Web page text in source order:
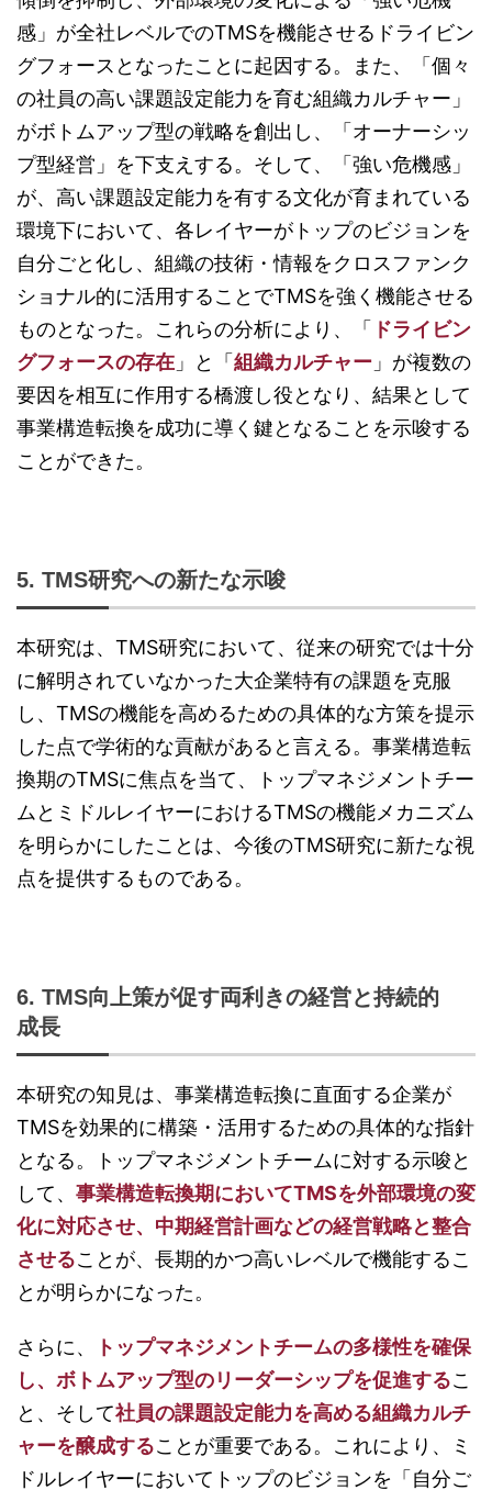
感」が全社レベルでのTMSを機能させるドライビン
グフォースとなったことに起因する。また、「個々
の社員の高い課題設定能力を育む組織カルチャー」
がボトムアップ型の戦略を創出し、「オーナーシッ
プ型経営」を下支えする。そして、「強い危機感」
が、高い課題設定能力を有する文化が育まれている
環境下において、各レイヤーがトップのビジョンを
自分ごと化し、組織の技術・情報をクロスファンク
ショナル的に活用することでTMSを強く機能させる
ものとなった。これらの分析により、「 ドライビン
グフォースの存在 」と「組織カルチャー 」が複数の
要因を相互に作用する橋渡し役となり、結果として
事業構造転換を成功に導く鍵となることを示唆する
ことができた。
5. TMS研究への新たな示唆
本研究は、TMS研究において、従来の研究では十分
に解明されていなかった大企業特有の課題を克服
し、TMSの機能を高めるための具体的な方策を提示
した点で学術的な貢献があると言える。事業構造転
換期のTMSに焦点を当て、トップマネジメントチー
ムとミドルレイヤーにおけるTMSの機能メカニズム
を明らかにしたことは、今後のTMS研究に新たな視
点を提供するものである。
6. TMS向上策が促す両利きの経営と持続的
成長
本研究の知見は、事業構造転換に直面する企業が
TMSを効果的に構築・活用するための具体的な指針
となる。トップマネジメントチームに対する示唆と
して、 事業構造転換期においてTMSを外部環境の変
化に対応させ、中期経営計画などの経営戦略と整合
させることが、長期的かつ高いレベルで機能するこ
とが明らかになった。
さらに、
トップマネジメントチームの多様性を確保
し、ボトムアップ型のリーダーシップを促進するこ
と、そして社員の課題設定能力を高める組織カルチ
ャーを醸成することが重要である。これにより、ミ
ドルレイヤーにおいてトップのビジョンを「自分ご